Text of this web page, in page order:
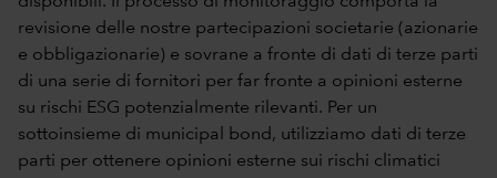
revisione delle nostre partecipazioni societarie (azionarie
e obbligazionarie) e sovrane a fronte di dati di terze parti
di una serie di fornitori per far fronte a opinioni esterne
su rischi ESG potenzialmente rilevanti. Per un
sottoinsieme di municipal bond, utilizziamo dati di terze
parti per ottenere opinioni esterne sui rischi climatici